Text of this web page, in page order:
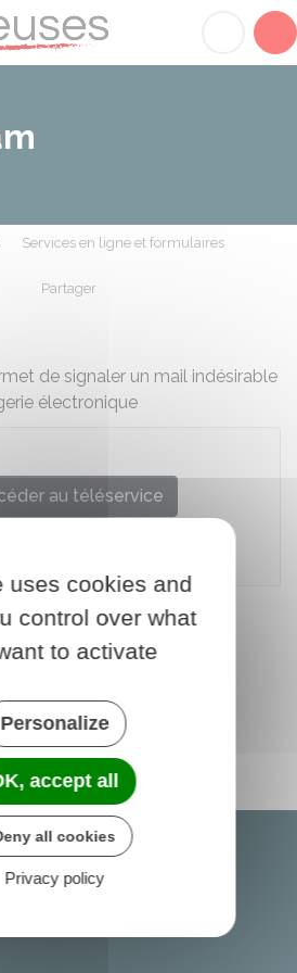
Services en ligne et formulaires
Partager
de signaler un mail indésirable
électronique
au téléservice
uses cookies and
control over what
to activate
Personalize
accept all
all cookies
Privacy policy